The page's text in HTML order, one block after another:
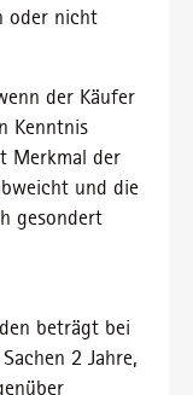
oder nicht
der Käufer
Kenntnis
Merkmal der
und die
gesondert
beträgt bei
2 Jahre,